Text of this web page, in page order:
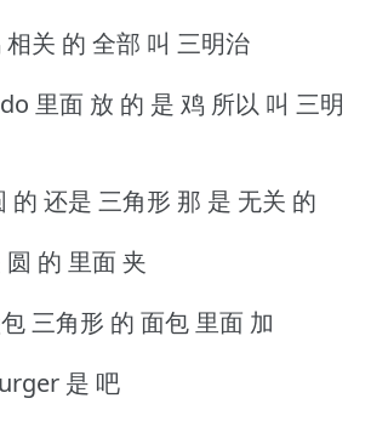
关 的 全部 叫 三明治
里面 放 的 是 鸡 所以 叫 三明
的 还是 三角形 那 是 无关 的
的 里面 夹
三角形 的 面包 里面 加
是 吧